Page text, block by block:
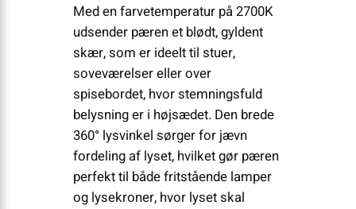
Med en farvetemperatur på 2700K
udsender pæren et blødt, gyldent
skær, som er ideelt til stuer,
soveværelser eller over
spisebordet, hvor stemningsfuld
belysning er i højsædet. Den brede
360° lysvinkel sørger for jævn
fordeling af lyset, hvilket gør pæren
perfekt til både fritstående lamper
og lysekroner, hvor lyset skal